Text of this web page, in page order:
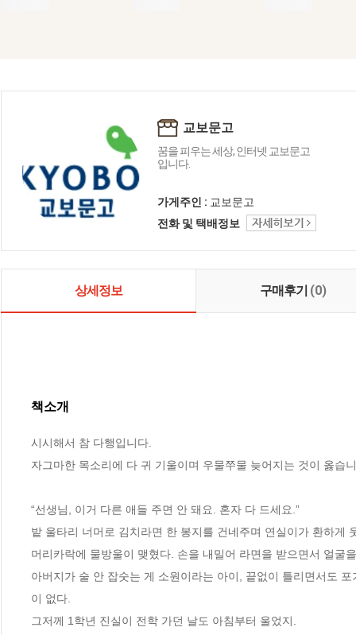
교보문고
꿈을 피우는 세상, 인터넷 교보문고
입니다.
가게주인 : 교보문고
전화 및 택배정보
상세정보 구매후기 (0)
책소개
시시해서 참 다행입니다.
자그마한 목소리에 다 귀 기울이며 우물쭈물 늦어지는 것이 옳습
“선생님, 이거 다른 애들 주면 안 돼요. 혼자 다 드세요.”
밭 울타리 너머로 김치라면 한 봉지를 건네주며 연실이가 환하게
머리카락에 물방울이 맺혔다. 손을 내밀어 라면을 받으면서 얼굴
아버지가 술 안 잡숫는 게 소원이라는 아이, 끝없이 틀리면서도
이 없다.
그저께 1학년 진실이 전학 가던 날도 아침부터 울었지.